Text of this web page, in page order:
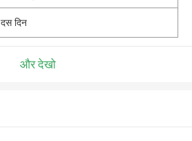
दस दिन
और देखो